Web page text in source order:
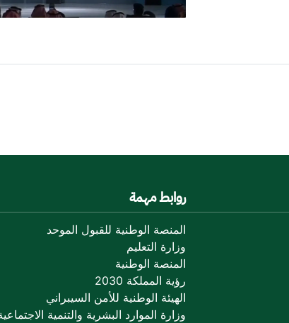
روابط مهمة
المنصة الوطنية للقبول الموحد
وزارة التعليم
المنصة الوطنية
رؤية المملكة 2030
الهيئة الوطنية للأمن السيبراني
وزارة الموارد البشرية والتنمية الاجتماعية